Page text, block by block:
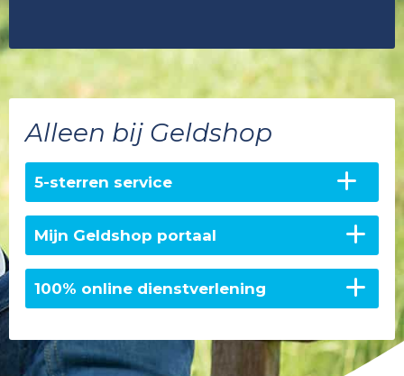
Alleen bij Geldshop
5-sterren service
Mijn Geldshop portaal
100% online dienstverlening